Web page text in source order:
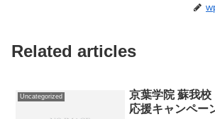
Related articles
Uncategorized
京葉学院 蘇我校
応援キャンペー